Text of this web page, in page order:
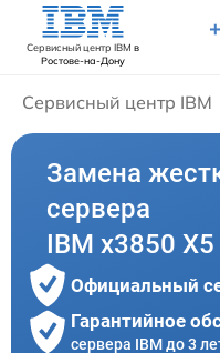
Сервисный центр IBM в
Ростове-на-Дону
Сервисный центр IBM
Замена
сервера
IBM x3850 X5
Официальный
Гарантийное
сервера IBM до 3